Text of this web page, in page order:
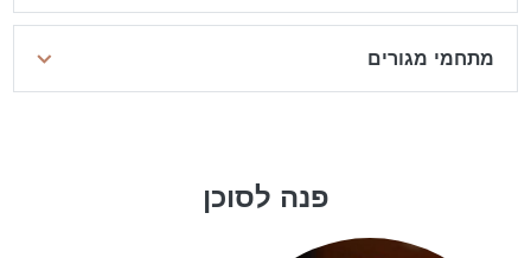
מתחמי מגורים
פנה לסוכן